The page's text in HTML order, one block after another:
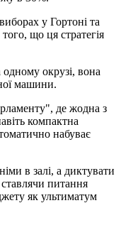
у Гортоні та
що ця стратегія
окрузі, вона
машини.
де жодна з
компактна
набуває
в залі, а диктувати
питання
як ультиматум